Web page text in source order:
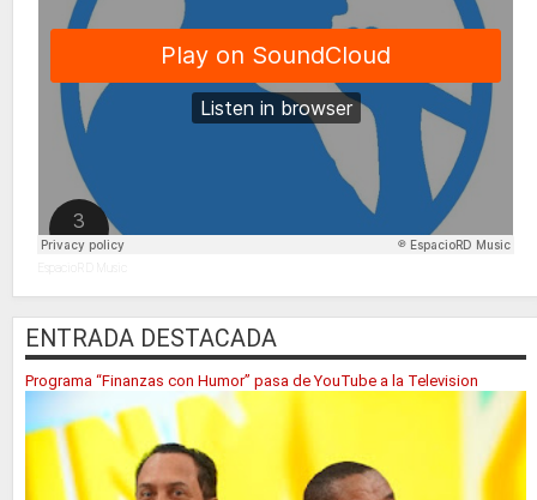
ENTRADA DESTACADA
Programa “Finanzas con Humor” pasa de YouTube a la Television